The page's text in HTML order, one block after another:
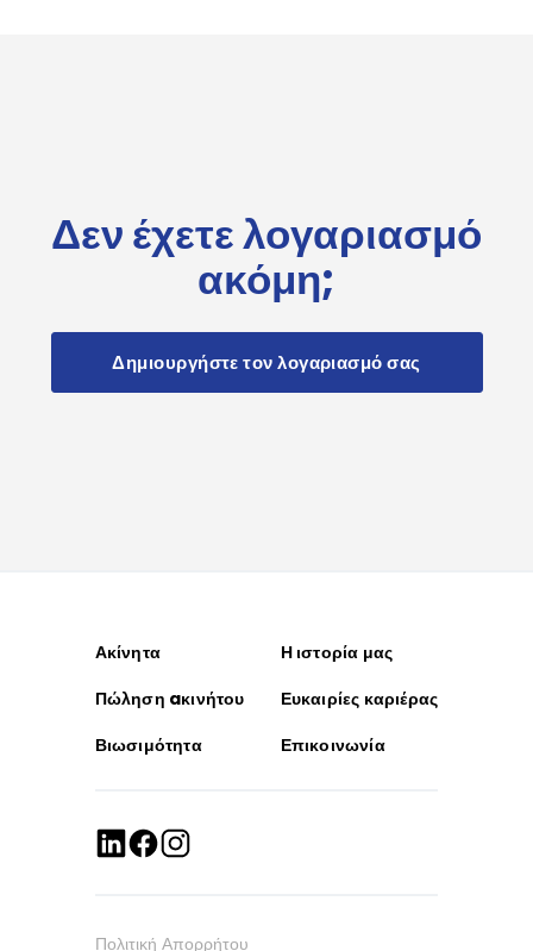
Δεν έχετε λογαριασμό
ακόμη;
Δημιουργήστε τον λογαριασμό σας
Ακίνητα
Η ιστορία μας
Πώληση aκινήτου
Ευκαιρίες καριέρας
Βιωσιμότητα
Επικοινωνία
Πολιτική Απορρήτου